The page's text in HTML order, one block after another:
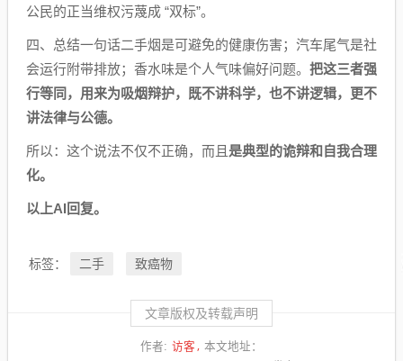
公民的正当维权污蔑成 “双标”。
四、总结一句话二手烟是可避免的健康伤害；汽车尾气是社
会运行附带排放；香水味是个人气味偏好问题。 把这三者强
行等同，用来为吸烟辩护，既不讲科学，也不讲逻辑，更不
讲法律与公德。
所以：这个说法不仅不正确，而且 是典型的诡辩和自我合理
化。
以上AI回复。
标签： 二手 致癌物
文章版权及转载声明
作者: 访客 本文地址：